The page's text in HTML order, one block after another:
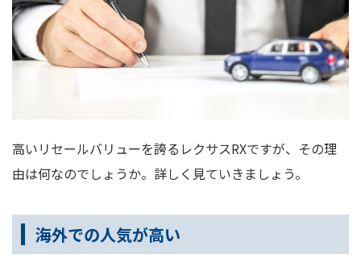
高いリセールバリューを誇るレクサスRXですが、その理
由は何なのでしょうか。詳しく見ていきましょう。
海外での人気が高い